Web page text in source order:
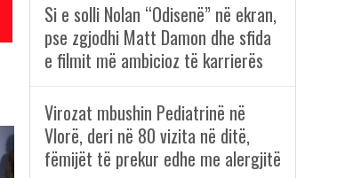
Si e solli Nolan “Odisenë” në ekran,
pse zgjodhi Matt Damon dhe sfida
e filmit më ambicioz të karrierës
Virozat mbushin Pediatrinë në
Vlorë, deri në 80 vizita në ditë,
fëmijët të prekur edhe me alergjitë